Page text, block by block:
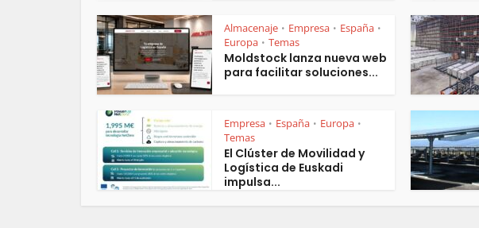
Almacenaje • Empresa • España •
Europa • Temas
Moldstock lanza nueva web
para facilitar soluciones...
Empresa • España • Europa •
Temas
El Clúster de Movilidad y
Logística de Euskadi
impulsa...